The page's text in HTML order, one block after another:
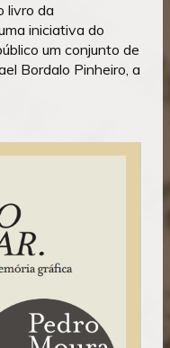
livro da
iniciativa do
um conjunto de
Bordalo Pinheiro, a